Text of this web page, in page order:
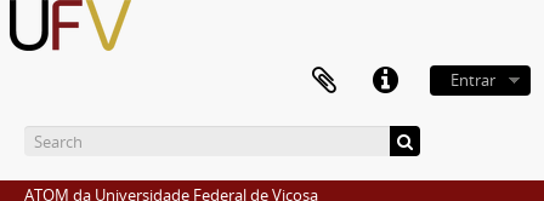
Entrar
ATOM da Universidade Federal de Viçosa